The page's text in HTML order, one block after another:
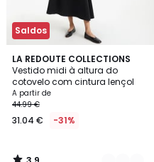
Saldos
LA REDOUTE COLLECTIONS
Vestido midi à altura do
cotovelo com cintura lençol
A partir de
44.99 €
31.04 € -31%
3,9
/ 5
2
Cores